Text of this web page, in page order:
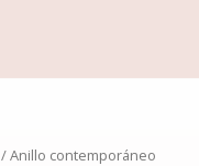
/ Anillo contemporáneo